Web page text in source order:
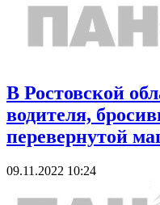
В Ростовской
водителя,
перевернутой
09.11.2022 10:24